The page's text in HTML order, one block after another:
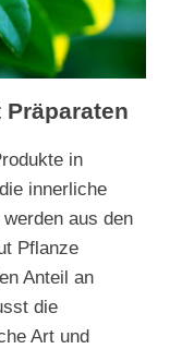
in
innerliche
aus den
Pflanze
Anteil an
die
Art und